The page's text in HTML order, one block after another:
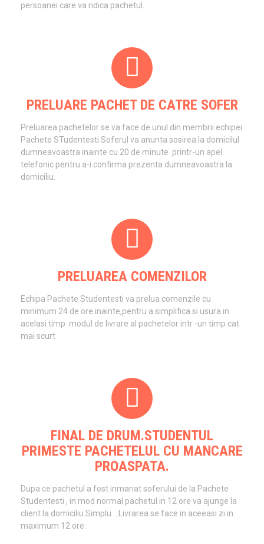
persoanei care va ridica pachetul.
PRELUARE PACHET DE CATRE SOFER
Preluarea pachetelor se va face de unul din membrii echipei
Pachete STudentesti.Soferul va anunta sosirea la domicilul
dumneavoastra inainte cu 20 de minute printr-un apel
telefonic pentru a-i confirma prezenta dumneavoastra la
domiciliu.
PRELUAREA COMENZILOR
Echipa Pachete Studentesti va prelua comenzile cu
minimum 24 de ore inainte,pentru a simplifica si usura in
acelasi timp modul de livrare al pachetelor intr -un timp cat
mai scurt .
FINAL DE DRUM.STUDENTUL
PRIMESTE PACHETELUL CU MANCARE
PROASPATA.
Dupa ce pachetul a fost inmanat soferului de la Pachete
Studentesti , in mod normal pachetul in 12 ore va ajunge la
client la domiciliu.Simplu ...Livrarea se face in aceeasi zi in
maximum 12 ore.